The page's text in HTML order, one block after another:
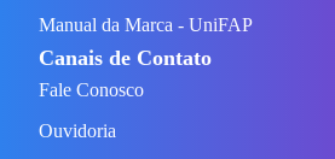
Manual da Marca - UniFAP
Canais de Contato
Fale Conosco
Ouvidoria